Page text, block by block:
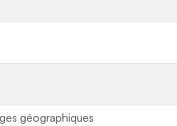
géographiques